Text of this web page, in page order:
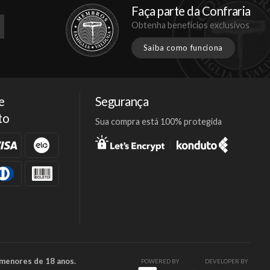
Faça parte da Confraria
Obtenha benefícios exclusivos
Saiba como funciona
Segurança
Sua compra está 100% protegida
de 18 anos. POWERED BY DEVELOPER BY